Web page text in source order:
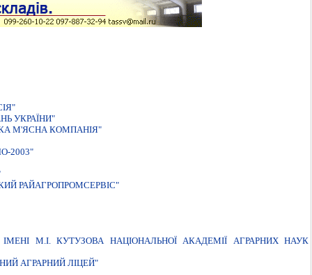
УКРАЇНИ"
М'ЯСНА КОМПАНІЯ"
2003"
РАЙАГРОПРОМСЕРВIС"
М.I. КУТУЗОВА НАЦIОНАЛЬНОЇ АКАДЕМIЇ АГРАРНИХ НАУК
АГРАРНИЙ ЛIЦЕЙ"